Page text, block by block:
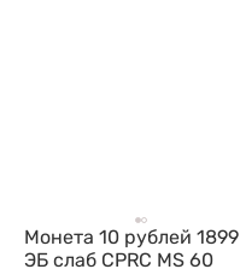
Монета 10 рублей 1899
ЭБ слаб CPRC MS 60